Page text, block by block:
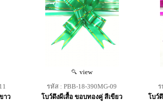
าว
view
รหัส : PBB-18-390MG-09
โบว์ดึงผีเสื้อ ขอบทองคู่ สีเขียว
ร
โบว์